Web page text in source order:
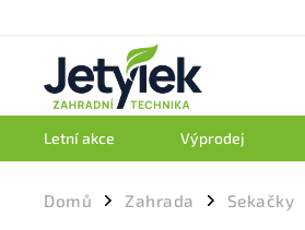
Letní akce Výprodej
Domů / Zahrada / Sekačky